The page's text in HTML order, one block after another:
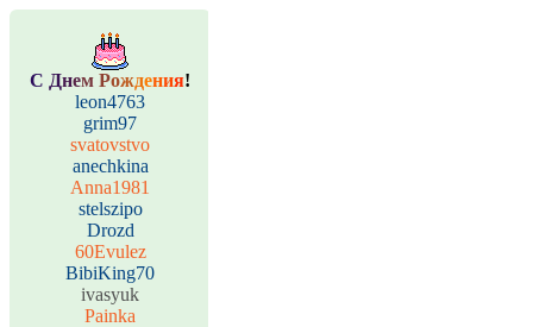
С Днем Рождения!
leon4763
grim97
svatovstvo
anechkina
Anna1981
stelszipo
Drozd
60Evulez
BibiKing70
ivasyuk
Painka